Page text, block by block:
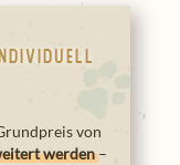
von
werden–